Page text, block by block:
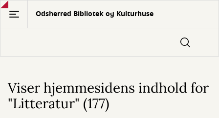
Gå
hovedindhold
Odsherred Bibliotek og Kulturhuse
Viser hjemmesidens indhold for
"Litteratur" (177)